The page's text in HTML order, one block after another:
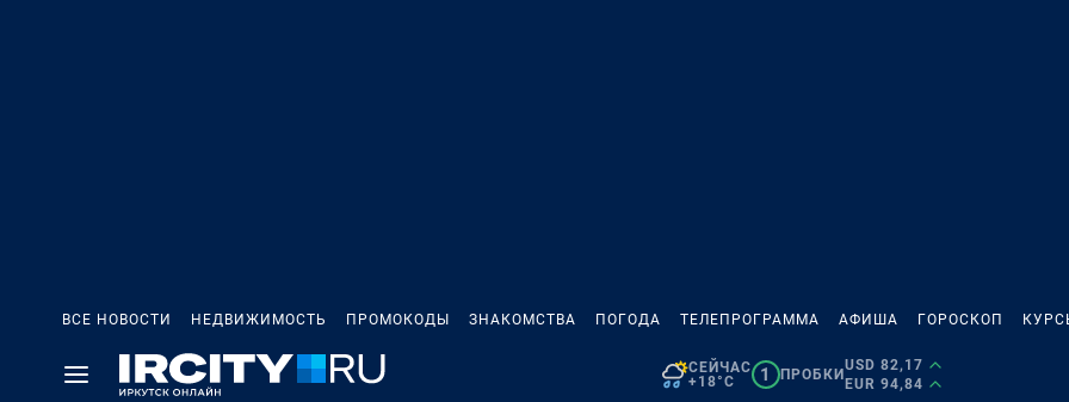
ВСЕ НОВОСТИ НЕДВИЖИМОСТЬ ПРОМОКОДЫ ЗНАКОМСТВА ПОГОДА ТЕЛЕПРОГРАММА АФИША ГОРОСКОП
СЕЙЧАС
+18°C
1 ПРОБКИ
USD 82,17
EUR 94,84